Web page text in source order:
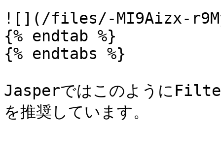
![](/files/-MI9Aizx-
{% endtab %}
{% endtabs %}
Jasperではこのように